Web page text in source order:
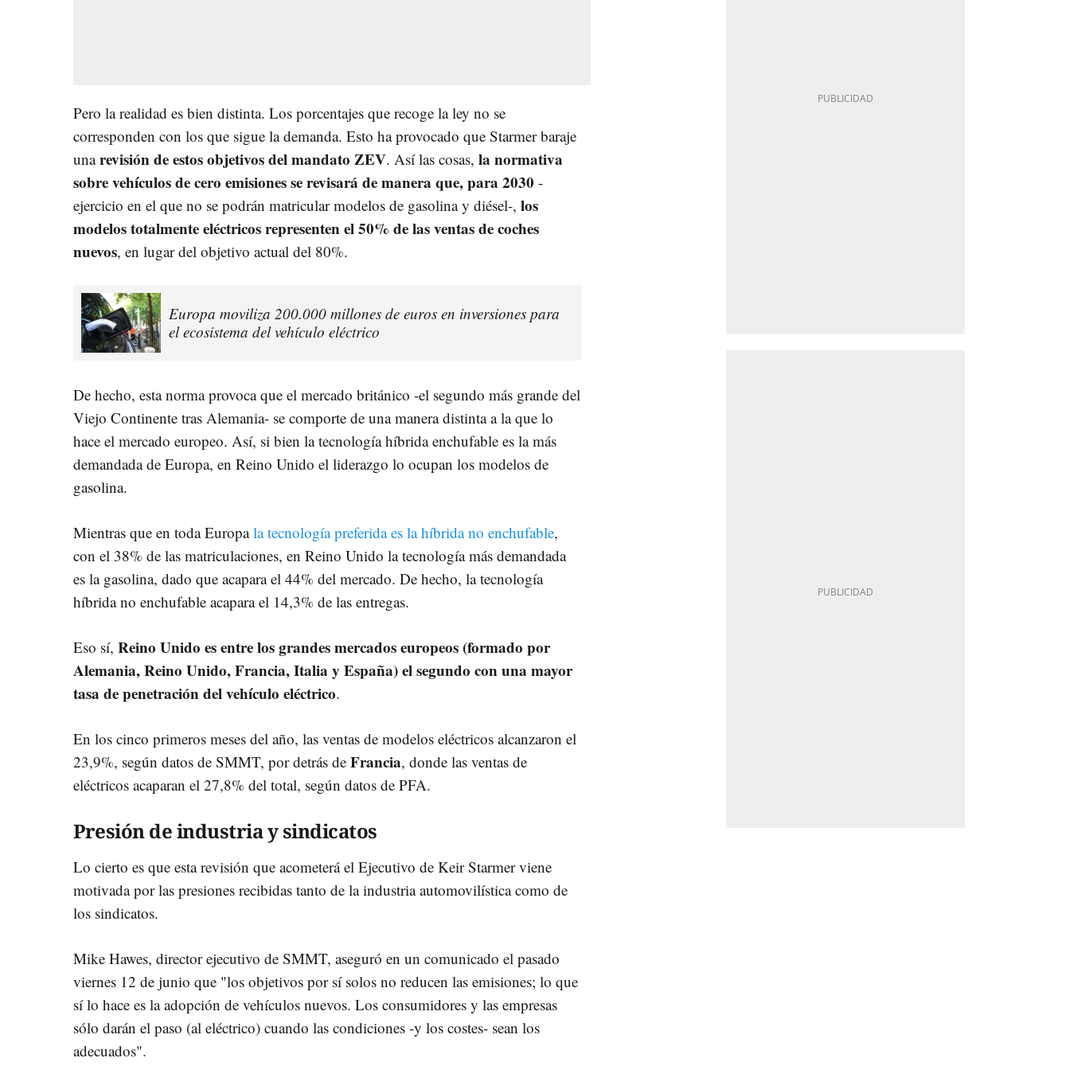
Pero la realidad es bien distinta. Los porcentajes que recoge la ley no se
corresponden con los que sigue la demanda. Esto ha provocado que Starmer baraje
unarevisión de estos objetivos del mandato ZEV. Así las cosas, la normativa
sobre vehículos de cero emisiones se revisará de manera que, para 2030 -
ejercicio en el que no se podrán matricular modelos de gasolina y diésel-, los
modelos totalmente eléctricos representen el 50% de las ventas de coches
nuevos, en lugar del objetivo actual del 80%.
Europa moviliza 200.000 millones de euros en inversiones para
el ecosistema del vehículo eléctrico
De hecho, esta norma provoca que el mercado británico -el segundo más grande del
Viejo Continente tras Alemania- se comporte de una manera distinta a la que lo
hace el mercado europeo. Así, si bien la tecnología híbrida enchufable es la más
demandada de Europa, en Reino Unido el liderazgo lo ocupan los modelos de
gasolina.
Mientras que en toda Europala tecnología preferida es la híbrida no enchufable,
con el 38% de las matriculaciones, en Reino Unido la tecnología más demandada
es la gasolina, dado que acapara el 44% del mercado. De hecho, la tecnología
híbrida no enchufable acapara el 14,3% de las entregas.
Eso sí, Reino Unido es entre los grandes mercados europeos (formado por
Alemania, Reino Unido, Francia, Italia y España) el segundo con una mayor
tasa de penetración del vehículo eléctrico.
En los cinco primeros meses del año, las ventas de modelos eléctricos alcanzaron el
23,9%, según datos de SMMT, por detrás de Francia, donde las ventas de
eléctricos acaparan el 27,8% del total, según datos de PFA.
Presión de industria y sindicatos
Lo cierto es que esta revisión que acometerá el Ejecutivo de Keir Starmer viene
motivada por las presiones recibidas tanto de la industria automovilística como de
los sindicatos.
Mike Hawes, director ejecutivo de SMMT, aseguró en un comunicado el pasado
viernes 12 de junio que "los objetivos por sí solos no reducen las emisiones; lo que
sí lo hace es la adopción de vehículos nuevos. Los consumidores y las empresas
sólo darán el paso (al eléctrico) cuando las condiciones -y los costes- sean los
adecuados".